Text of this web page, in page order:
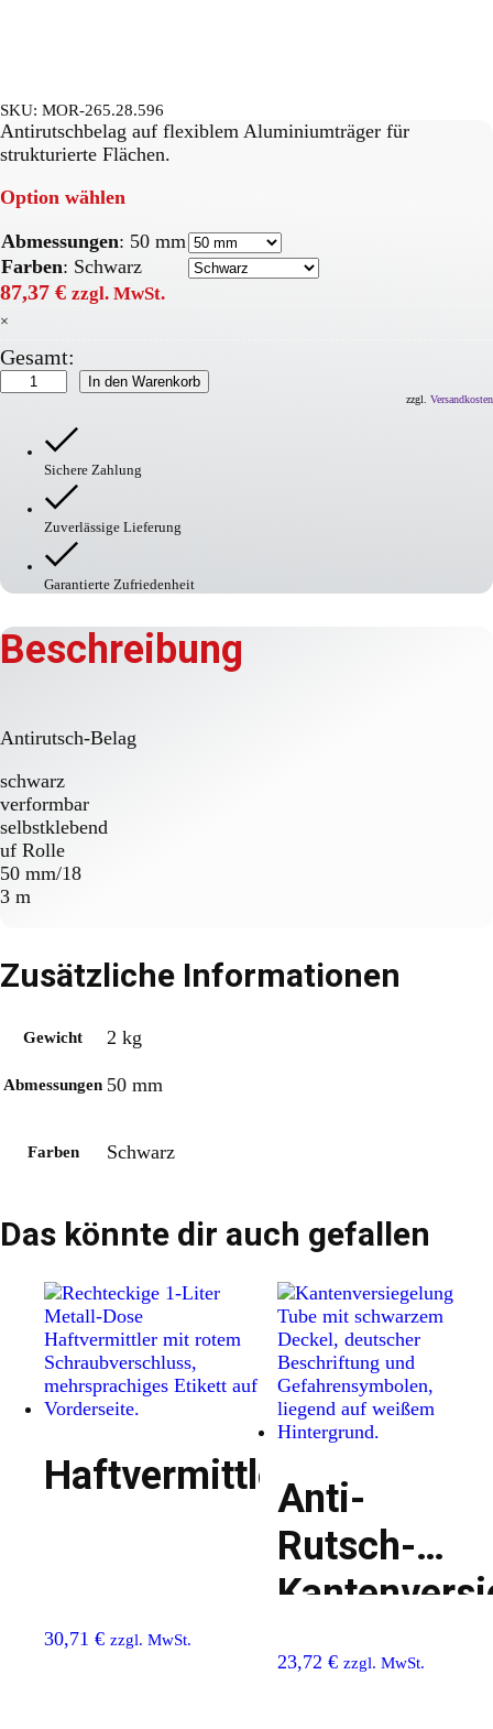
SKU: MOR-265.28.596
Antirutschbelag auf flexiblem Aluminiumträger für
strukturierte Flächen.
Option wählen
Abmessungen: 50 mm
Farben: Schwarz
87,37 € zzgl. MwSt.
×
Gesamt:
PROline
Antirutschbelag
In den Warenkorb
zzgl. Versandkosten
Sichere Zahlung
Zuverlässige Lieferung
Garantierte Zufriedenheit
Beschreibung
Antirutsch-Belag
schwarz
verformbar
selbstklebend
uf Rolle
50 mm/18
3 m
Zusätzliche Informationen
Gewicht 2 kg
Abmessungen 50 mm
Farben Schwarz
Das könnte dir auch gefallen
Haftvermittler
30,71 € zzgl. MwSt.
Anti-
Rutsch-
23,72€ zzgl. MwSt.